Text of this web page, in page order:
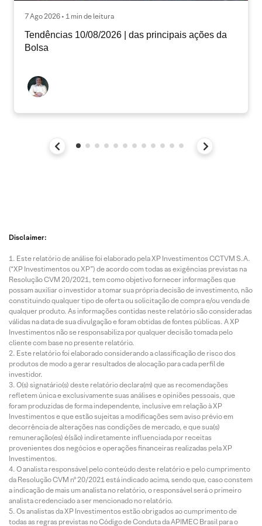
7 Ago 2026 • 1 min de leitura
Tendências 10/08/2026 | das principais ações da
Bolsa
Disclaimer:
Este relatório de análise foi elaborado pela XP Investimentos CCTVM S.A.
(“XP Investimentos ou XP”) de acordo com todas as exigências previstas na
Resolução CVM 20/2021, tem como objetivo fornecer informações que
possam auxiliar o investidor a tomar sua própria decisão de investimento, não
constituindo qualquer tipo de oferta ou solicitação de compra e/ou venda de
qualquer produto. As informações contidas neste relatório são consideradas
válidas na data de sua divulgação e foram obtidas de fontes públicas. A XP
Investimentos não se responsabiliza por qualquer decisão tomada pelo
cliente com base no presente relatório.
Este relatório foi elaborado considerando a classificação de risco dos
produtos de modo a gerar resultados de alocação para cada perfil de
investidor.
O(s) signatário(s) deste relatório declara(m) que as recomendações
refletem única e exclusivamente suas análises e opiniões pessoais, que
foram produzidas de forma independente, inclusive em relação à XP
Investimentos e que estão sujeitas a modificações sem aviso prévio em
decorrência de alterações nas condições de mercado, e que sua(s)
remuneração(es) é(são) indiretamente influenciada por receitas
provenientes dos negócios e operações financeiras realizadas pela XP
Investimentos.
O analista responsável pelo conteúdo deste relatório e pelo cumprimento
da Resolução CVM nº 20/2021 está indicado acima, sendo que, caso constem
a indicação de mais um analista no relatório, o responsável será o primeiro
analista credenciado a ser mencionado no relatório.
Os analistas da XP Investimentos estão obrigados ao cumprimento de
todas as regras previstas no Código de Conduta da APIMEC Brasil para o